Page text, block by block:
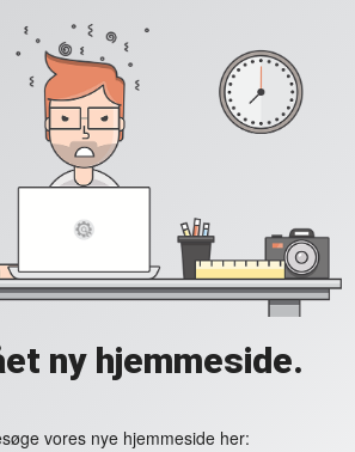
ny hjemmeside.
vores nye hjemmeside her: